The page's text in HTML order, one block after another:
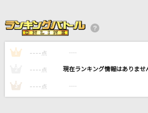
RADWIMPS
罪の香り
君の声
清水翔太
1 ---- 点 ----
---- 点 ----
3 ---- 点 ----